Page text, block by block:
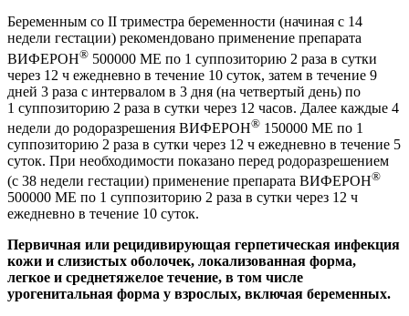
Беременным со II триместра беременности (начиная с 14
недели гестации) рекомендовано применение препарата
ВИФЕРОН® 500000 МЕ по 1 суппозиторию 2 раза в сутки
через 12 ч ежедневно в течение 10 суток, затем в течение 9
дней 3 раза с интервалом в 3 дня (на четвертый день) по
1 суппозиторию 2 раза в сутки через 12 часов. Далее каждые 4
недели до родоразрешения ВИФЕРОН® 150000 МЕ по 1
суппозиторию 2 раза в сутки через 12 ч ежедневно в течение 5
суток. При необходимости показано перед родоразрешением
(с 38 недели гестации) применение препарата ВИФЕРОН®
500000 МЕ по 1 суппозиторию 2 раза в сутки через 12 ч
ежедневно в течение 10 суток.
Первичная или рецидивирующая герпетическая инфекция
кожи и слизистых оболочек, локализованная форма,
легкое и среднетяжелое течение, в том числе
урогенитальная форма у взрослых, включая беременных.